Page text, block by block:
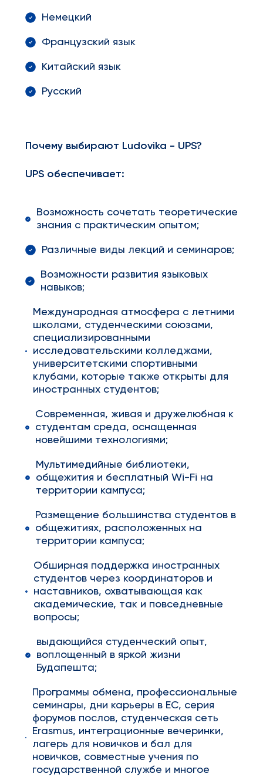
Немецкий
Французский язык
Китайский язык
Русский
Почему выбирают Ludovika - UPS?
UPS обеспечивает:
Возможность сочетать теоретические
знания с практическим опытом;
Различные виды лекций и семинаров;
Возможности развития языковых
навыков;
Международная атмосфера с летними
школами, студенческими союзами,
специализированными
исследовательскими колледжами,
университетскими спортивными
клубами, которые также открыты для
иностранных студентов;
Современная, живая и дружелюбная к
студентам среда, оснащенная
новейшими технологиями;
Мультимедийные библиотеки,
общежития и бесплатный Wi-Fi на
территории кампуса;
Размещение большинства студентов в
общежитиях, расположенных на
территории кампуса;
Обширная поддержка иностранных
студентов через координаторов и
наставников, охватывающая как
академические, так и повседневные
вопросы;
выдающийся студенческий опыт,
воплощенный в яркой жизни
Будапешта;
Программы обмена, профессиональные
семинары, дни карьеры в ЕС, серия
форумов послов, студенческая сеть
Erasmus, интеграционные вечеринки,
лагерь для новичков и бал для
новичков, совместные учения по
государственной службе и многое